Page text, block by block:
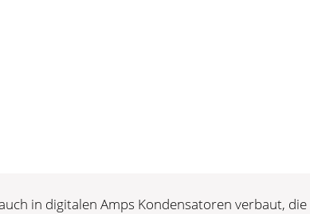
in digitalen Amps Kondensatoren verbaut, die